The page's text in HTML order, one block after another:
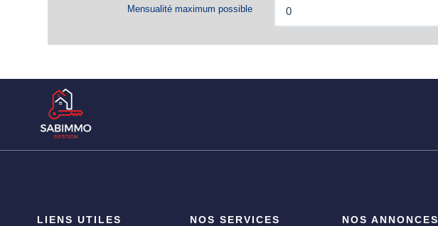
Mensualité maximum possible
LIENS UTILES NOS SERVICES NOS ANNONCES